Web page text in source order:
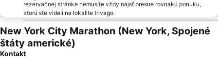
rezervačnej stránke nemusíte vždy nájsť presne rovnakú ponuku,
ktorú ste videli na lokalite trivago.
New York City Marathon (New York, Spojené
štáty americké)
Kontakt